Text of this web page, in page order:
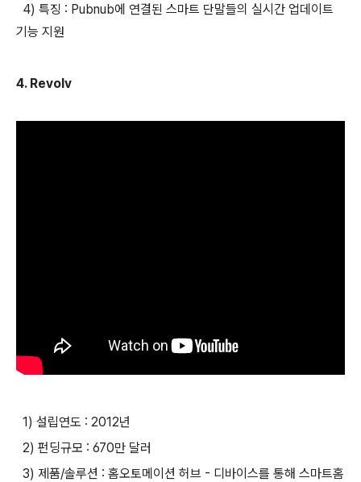
4) 특징 : Pubnub에 연결된 스마트 단말들의 실시간 업데이트
기능 지원
4. Revolv
1) 설립연도 : 2012년
2) 펀딩규모 : 670만 달러
3) 제품/솔루션 : 홈오토메이션 허브 - 디바이스를 통해 스마트홈